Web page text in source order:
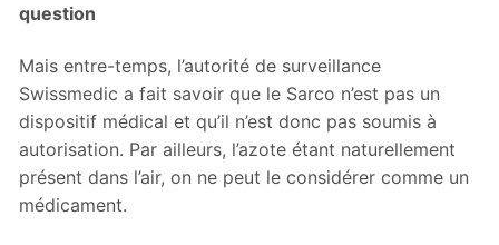
question
Mais entre-temps, l’autorité de surveillance
Swissmedic a fait savoir que le Sarco n’est pas un
dispositif médical et qu’il n’est donc pas soumis à
autorisation. Par ailleurs, l’azote étant naturellement
présent dans l’air, on ne peut le considérer comme un
médicament.